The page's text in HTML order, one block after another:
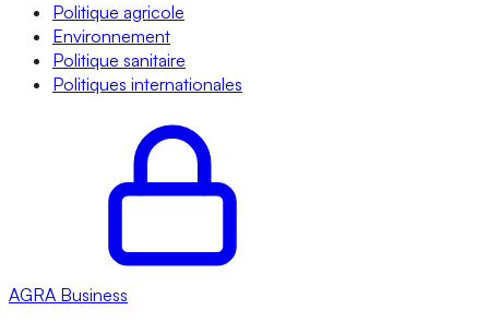
Politique agricole
Environnement
Politique sanitaire
Politiques internationales
AGRA Business